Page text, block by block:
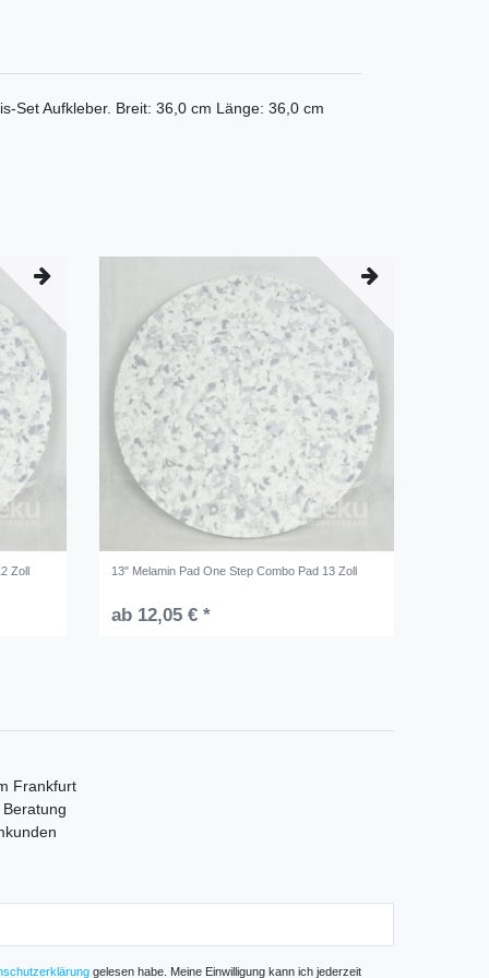
Set Aufkleber. Breit: 36,0 cm Länge: 36,0 cm
Zoll 13" Melamin Pad One Step Combo Pad 13 Zoll
ab 12,05 € *
Frankfurt
gelesen habe. Meine Einwilligung kann ich jederzeit